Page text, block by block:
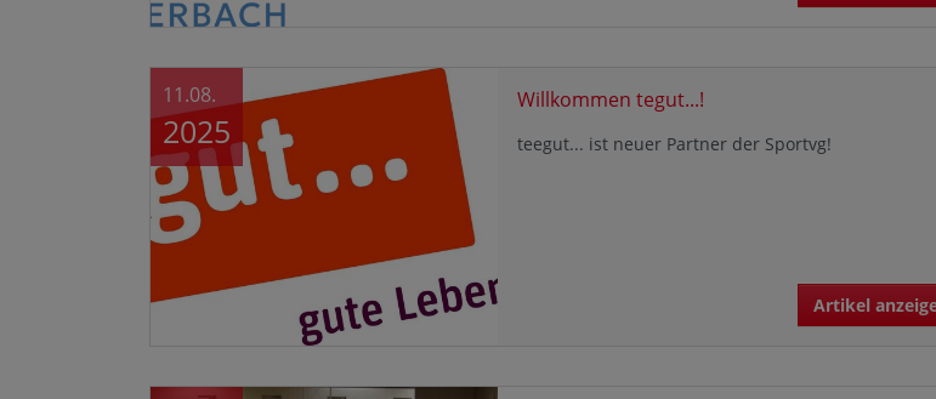
Willkommen tegut...!
teegut... ist neuer Partner der Sportvg!
Artikel
11.08.
2025